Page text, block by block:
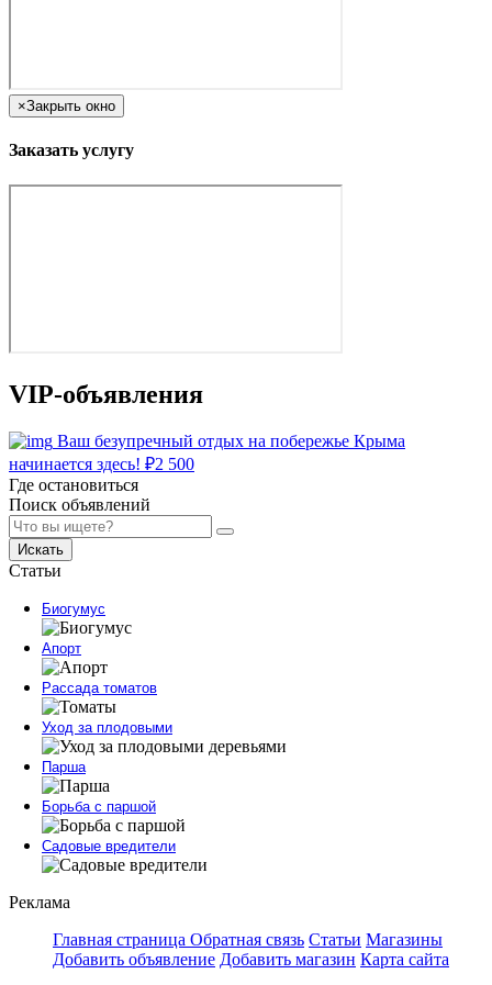
×Закрыть окно
Заказать услугу
VIP-объявления
Ваш безупречный отдых на побережье Крыма
начинается здесь! ₽2 500
Где остановиться
Поиск объявлений
Искать
Статьи
Биогумус
Апорт
Рассада томатов
Уход за плодовыми
Парша
Борьба с паршой
Садовые вредители
Реклама
Главная страница Обратная связь Статьи Магазины
Добавить объявление Добавить магазин Карта сайта